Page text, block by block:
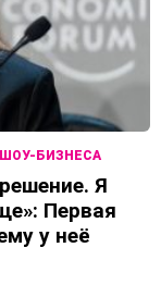
БИЗНЕСА
Я
Первая
у неё